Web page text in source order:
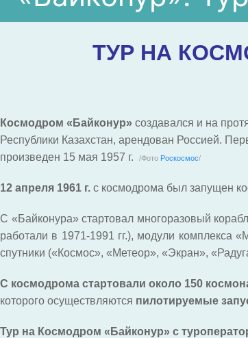
ТУР НА
Космодром «Байконур» создавался и на
Республики Казахстан, арендован Россией.
произведен 15 мая 1957 г.
/Фото Роскосмос/
12 апреля 1961 г. с космодрома был запущен
С «Байконура» стартовал многоразовый
работали в 1971-1991 гг.), модули комплекса
спутники («Космос», «Метеор», «Экран»,
С космодрома стартовали около 150
которого осуществляются пилотируемые
Тур на Космодром «Байконур» с